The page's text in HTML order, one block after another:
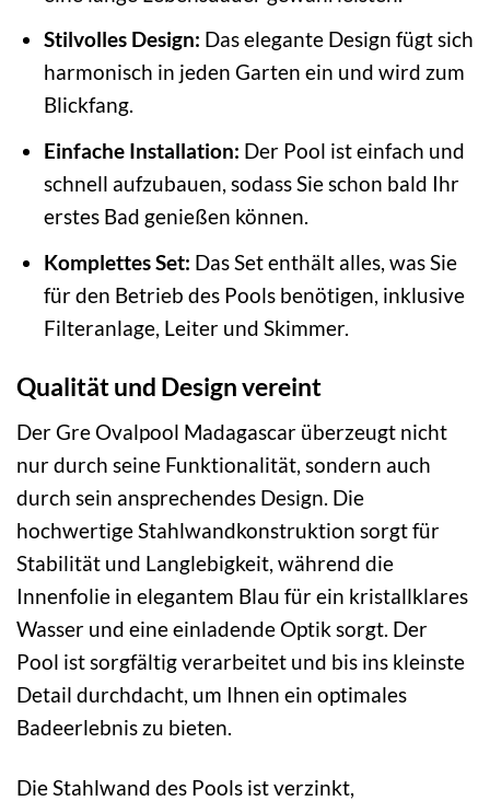
Stilvolles Design: Das elegante Design fügt sich
harmonisch in jeden Garten ein und wird zum
Blickfang.
Einfache Installation: Der Pool ist einfach und
schnell aufzubauen, sodass Sie schon bald Ihr
erstes Bad genießen können.
Komplettes Set: Das Set enthält alles, was Sie
für den Betrieb des Pools benötigen, inklusive
Filteranlage, Leiter und Skimmer.
Qualität und Design vereint
Der Gre Ovalpool Madagascar überzeugt nicht
nur durch seine Funktionalität, sondern auch
durch sein ansprechendes Design. Die
hochwertige Stahlwandkonstruktion sorgt für
Stabilität und Langlebigkeit, während die
Innenfolie in elegantem Blau für ein kristallklares
Wasser und eine einladende Optik sorgt. Der
Pool ist sorgfältig verarbeitet und bis ins kleinste
Detail durchdacht, um Ihnen ein optimales
Badeerlebnis zu bieten.
Die Stahlwand des Pools ist verzinkt,